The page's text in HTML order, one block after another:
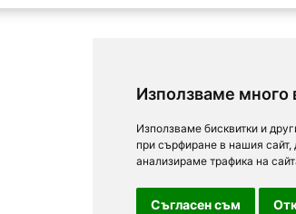
Използваме много
Използваме бисквитки и
при сърфиране в нашия
анализираме трафика на
Съгласен съм